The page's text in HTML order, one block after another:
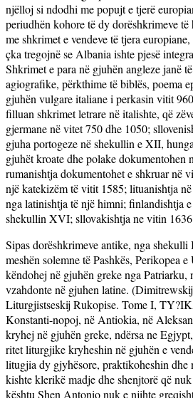
njëlloj si ndodhi me popujt e tjerë
periudhën kohore të dy dorëshkrimeve të
me shkrimet e vendeve të tjera
çka tregojnë se Albania ishte pjesë
Shkrimet e para në gjuhën angleze janë
agiografike, përkthime të biblës, poema
gjuhën vulgare italiane i perkasin vitit
filluan shkrimet letrare në italishte, që
gjermane në vitet 750 dhe 1050;
gjuha portogeze në shekullin e XII,
gjuhët kroate dhe polake dokumentohen
rumanishtja dokumentohet e shkruar në
një katekizëm të vitit 1585; lituanishtja
nga latinishtja të një himni; finlandishtja
shekullin XVI; sllovakishtja ne vitin
Sipas dorëshkrimeve antike, nga
meshën solemne të Pashkës, Perikopea
këndohej në gjuhën greke nga Patriarku,
vzahdonte në gjuhen latine.
Liturgjistseskij Rukopise. Tome I, TY
Konstanti-nopoj, në Antiokia, në
kryhej në gjuhën greke, ndërsa ne
ritet liturgjike kryheshin në gjuhën e
litugjia dy gjyhësore, praktikoheshin dhe
kishte klerikë madje dhe shenjtorë që
kështu Shen Antonio nuk e njihte